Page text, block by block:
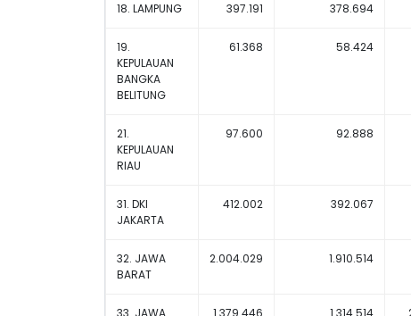
18. LAMPUNG 397.191 378.694
19.
KEPULAUAN
BANGKA
BELITUNG
61.368 58.424
21.
KEPULAUAN
RIAU
97.600 92.888
31. DKI
JAKARTA
412.002 392.067
32. JAWA
BARAT
2.004.029 1.910.514
33. JAWA 1.379.446 1.314.514